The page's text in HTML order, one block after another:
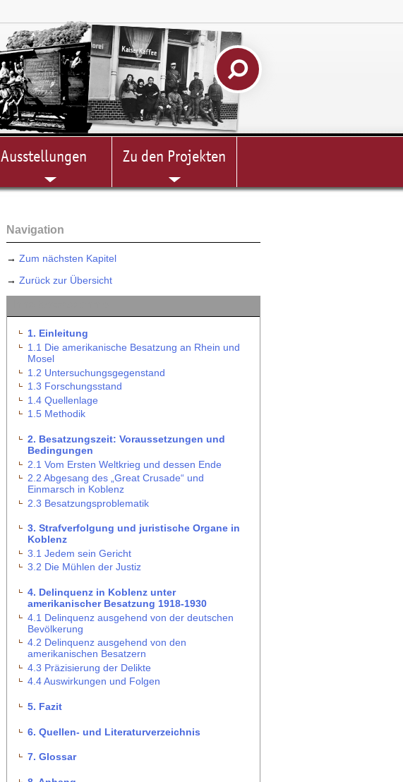
Ausstellungen Zu den Projekten
Navigation
→Zum nächsten Kapitel
→Zurück zur Übersicht
1. Einleitung
1.1 Die amerikanische Besatzung an Rhein und
Mosel
1.2 Untersuchungsgegenstand
1.3 Forschungsstand
1.4 Quellenlage
1.5 Methodik
2. Besatzungszeit: Voraussetzungen und
Bedingungen
2.1 Vom Ersten Weltkrieg und dessen Ende
2.2 Abgesang des „Great Crusade“ und
Einmarsch in Koblenz
2.3 Besatzungsproblematik
3. Strafverfolgung und juristische Organe in
Koblenz
3.1 Jedem sein Gericht
3.2 Die Mühlen der Justiz
4. Delinquenz in Koblenz unter
amerikanischer Besatzung 1918-1930
4.1 Delinquenz ausgehend von der deutschen
Bevölkerung
4.2 Delinquenz ausgehend von den
amerikanischen Besatzern
4.3 Präzisierung der Delikte
4.4 Auswirkungen und Folgen
5. Fazit
6. Quellen- und Literaturverzeichnis
7. Glossar